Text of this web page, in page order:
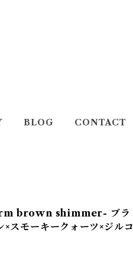
BLOG CONTACT
brown shimmer- ブラ
スモーキークォーツ×ジルコ